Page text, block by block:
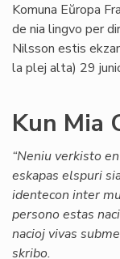
Komuna Eŭropa
de nia lingvo per
Nilsson estis
la plej alta) 29
Kun Mia
“Neniu verkisto
eskapas elspuri
identecon inter
persono estas
nacioj vivas
skribo.